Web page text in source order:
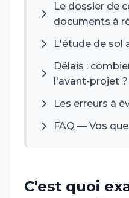
Le dossier de
documents à
L'étude de sol
Délais :
l'avant-projet ?
Les erreurs à
FAQ — Vos
C'est quoi